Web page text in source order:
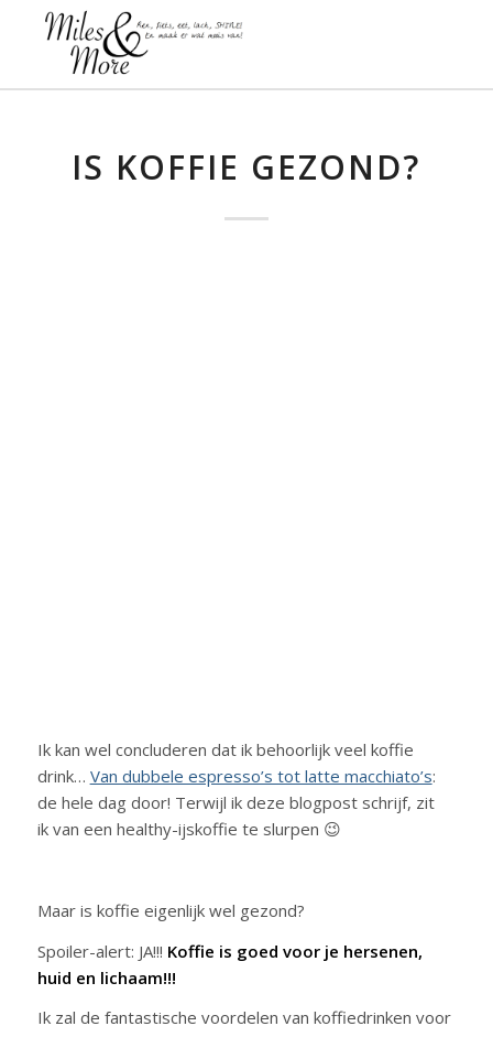
IS KOFFIE GEZOND?
Ik kan wel concluderen dat ik behoorlijk veel koffie
drink… Van dubbele espresso’s tot latte macchiato’s:
de hele dag door! Terwijl ik deze blogpost schrijf, zit
ik van een healthy-ijskoffie te slurpen 😉
Maar is koffie eigenlijk wel gezond?
Spoiler-alert: JA!!! Koffie is goed voor je hersenen,
huid en lichaam!!!
Ik zal de fantastische voordelen van koffiedrinken voor